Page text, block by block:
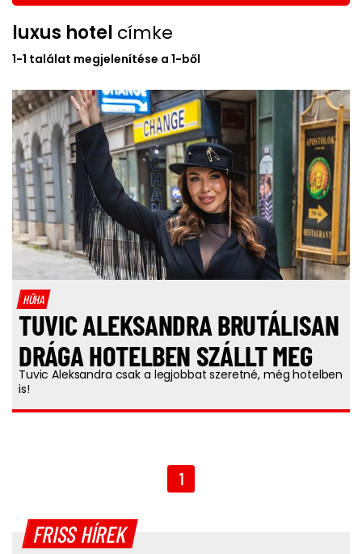
luxus hotel címke
1-1 találat megjelenítése a 1-ből
HŰHA
TUVIC ALEKSANDRA BRUTÁLISAN
DRÁGA HOTELBEN SZÁLLT MEG
Tuvic Aleksandra csak a legjobbat szeretné, még hotelben
is!
1
FRISS HÍREK